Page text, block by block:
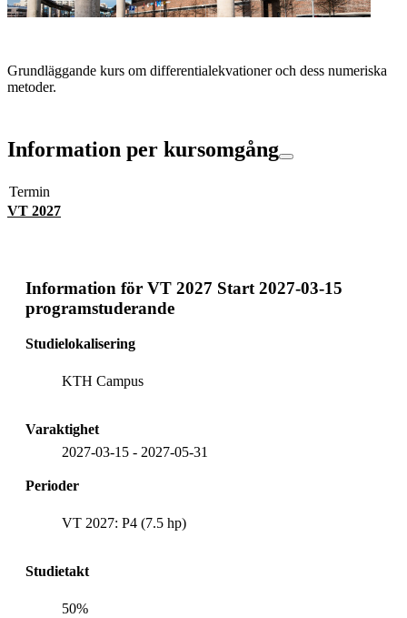
Grundläggande kurs om differentialekvationer och dess numeriska
metoder.
Information per kursomgång
Termin
VT 2027
Information för VT 2027 Start 2027-03-15
programstuderande
Studielokalisering
KTH Campus
Varaktighet
2027-03-15 - 2027-05-31
Perioder
VT 2027: P4 (7.5 hp)
Studietakt
50%